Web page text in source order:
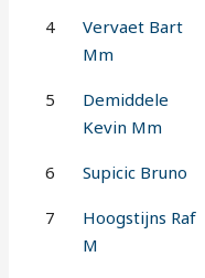
4
Vervaet Bart
Mm
5
Demiddele
Kevin Mm
6 Supicic Bruno
7
Hoogstijns Raf
M